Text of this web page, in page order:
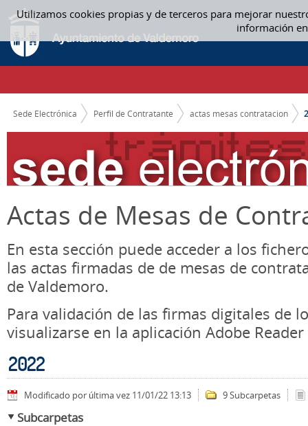
Utilizamos cookies propias y de terceros para mejorar
información
Saltar al contenido
2022 - ACTAS MESAS CONTRATACION
CAMINO DE MIGAS
Sede Electrónica Perfil de Contratante actas mesas contratacion
Actas de Mesas de
En esta sección puede acceder a los
las actas firmadas de de mesas de
de Valdemoro.
Para validación de las firmas digitales de
visualizarse en la aplicación Adobe Reader
2022
Modificado por última vez 11/01/22 13:13 9 Subcarpetas
Subcarpetas